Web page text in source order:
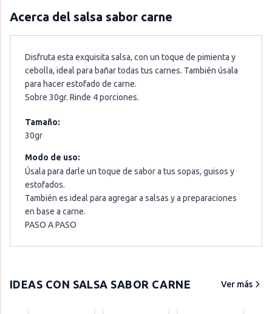
Acerca del salsa sabor carne
Disfruta esta exquisita salsa, con un toque de pimienta y
cebolla, ideal para bañar todas tus carnes. También úsala
para hacer estofado de carne.
Sobre 30gr. Rinde 4 porciones.
Tamaño:
30gr
Modo de uso:
Úsala para darle un toque de sabor a tus sopas, guisos y
estofados.
También es ideal para agregar a salsas y a preparaciones
en base a carne.
PASO A PASO
IDEAS CON SALSA SABOR CARNE Ver más